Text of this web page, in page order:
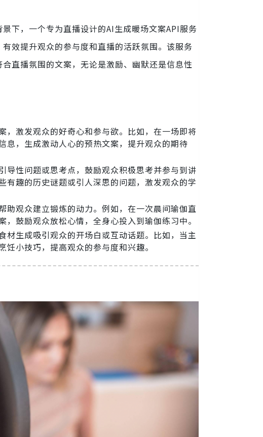
下，一个专为直播设计的AI生成暖场文案API服务
效提升观众的参与度和直播的活跃氛围。该服务
直播氛围的文案，无论是激励、幽默还是信息性
，激发观众的好奇心和参与欲。比如，在一场即将
息，生成激动人心的预热文案，提升观众的期待
导性问题或思考点，鼓励观众积极思考并参与到讲
趣的历史谜题或引人深思的问题，激发观众的学
助观众建立锻炼的动力。例如，在一次晨间瑜伽直
鼓励观众放松心情，全身心投入到瑜伽练习中。
材生成吸引观众的开场白或互动话题。比如，当主
小技巧，提高观众的参与度和兴趣。